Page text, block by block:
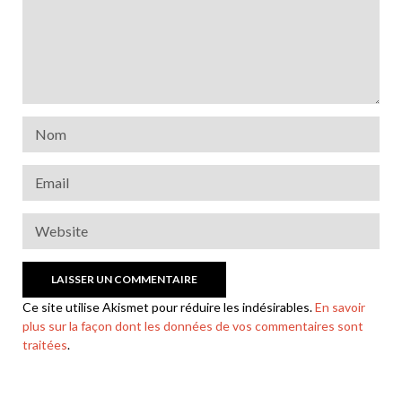
Ce site utilise Akismet pour réduire les indésirables.En savoir
plus sur la façon dont les données de vos commentaires sont
traitées.